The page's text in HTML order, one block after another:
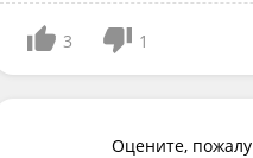
3 1
Оцените,